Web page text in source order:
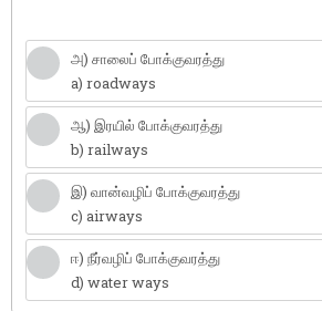
அ) சாலைப் போக்குவரத்து
a) roadways
ஆ) இரயில் போக்குவரத்து
b) railways
இ) வான்வழிப் போக்குவரத்து
c) airways
ஈ) நீர்வழிப் போக்குவரத்து
d) water ways